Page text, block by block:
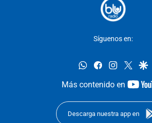
Síguenos en:
whatsappfacebookinstagram
twitter
Más contenido en
Descarga nuestra app en